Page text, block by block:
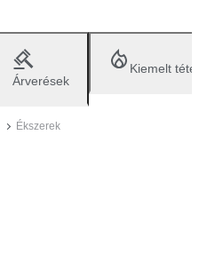
Árverések
Kiemelt
Ékszerek